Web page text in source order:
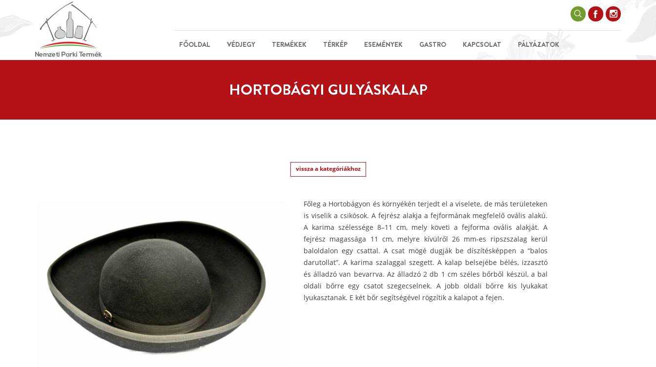
FŐOLDAL VÉDJEGY TERMÉKEK TÉRKÉP ESEMÉNYEK GASTRO KAPCSOLAT PÁLYÁZATOK
HORTOBÁGYI GULYÁSKALAP
vissza a kategóriákhoz
Főleg a Hortobágyon és környékén terjedt el a viselete, de más területeken
is viselik a csikósok. A fejrész alakja a fejformának megfelelő ovális alakú.
A karima szélessége 8–11 cm, mely követi a fejforma ovális alakját. A
fejrész magassága 11 cm, melyre kívülről 26 mm-es ripszszalag kerül
baloldalon egy csattal. A csat mögé dugják be díszítésképpen a “balos
darutollat”. A karima szalaggal szegett. A kalap belsejébe bélés, izzasztó
és álladzó van bevarrva. Az álladzó 2 db 1 cm széles bőrből készül, a bal
oldali bőrre egy csatot szegecselnek. A jobb oldali bőrre kis lyukakat
lyukasztanak. E két bőr segítségével rögzítik a kalapot a fejen.